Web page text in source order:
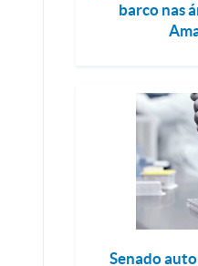
barco nas
Senado